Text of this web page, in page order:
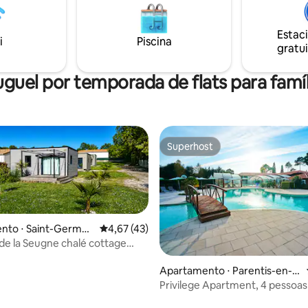
a rotas de ciclismo 😎
tranquila e acolhedora em
local: um verdadeiro refúgio
o oceano e a
trem, seu anfitrião pode
estação. Um refúgio tranquilo
e ciclovias de fácil acesso!
Piscina
por temporada de flats para
⋅ Saint-Germai
4,67 de uma avaliação média de 5, 43
4,67 (43)
la Seugne chalé cottage
Superhost
Superhost
Apartamento ⋅ Parentis-en-B
orn
Privilege Apartment, 4 pessoas